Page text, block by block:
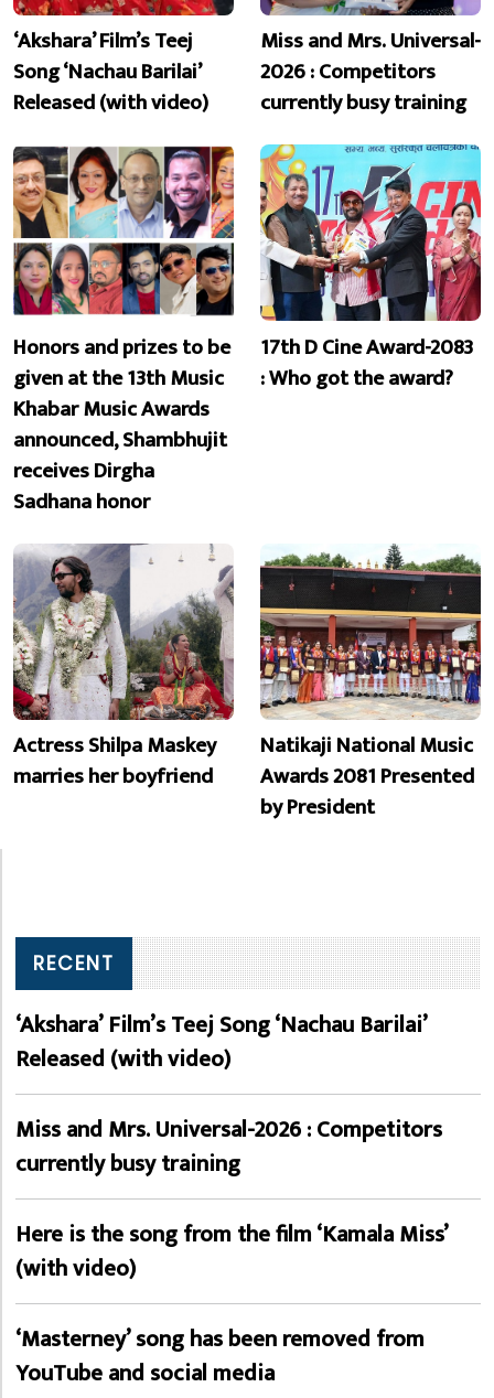
‘Akshara’ Film’s Teej
Song ‘Nachau Barilai’
Released (with video)
Miss and Mrs. Universal-
2026 : Competitors
currently busy training
Honors and prizes to be
given at the 13th Music
Khabar Music Awards
announced, Shambhujit
receives Dirgha
Sadhana honor
17th D Cine Award-2083
: Who got the award?
Actress Shilpa Maskey
marries her boyfriend
Natikaji National Music
Awards 2081 Presented
by President
RECENT
‘Akshara’ Film’s Teej Song ‘Nachau Barilai’
Released (with video)
Miss and Mrs. Universal-2026 : Competitors
currently busy training
Here is the song from the film ‘Kamala Miss’
(with video)
‘Masterney’ song has been removed from
YouTube and social media